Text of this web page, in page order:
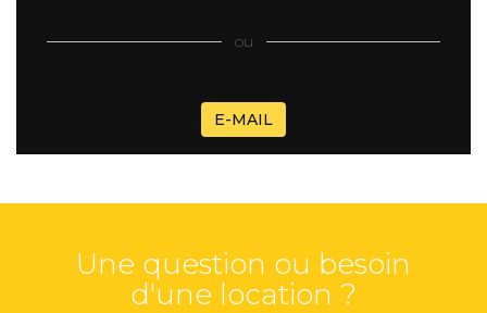
ou
E-MAIL
Une question ou besoin
d'une location ?